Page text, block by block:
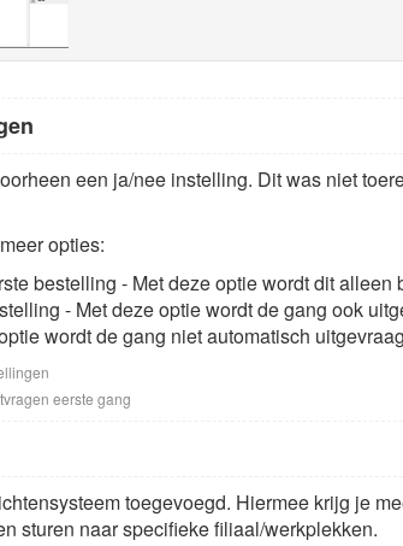
een ja/nee instelling. Dit was niet
opties:
bestelling - Met deze optie wordt dit
- Met deze optie wordt de gang ook
wordt de gang niet automatisch
eerste gang
toegevoegd. Hiermee krijg je
sturen naar specifieke filiaal/werkplekken.